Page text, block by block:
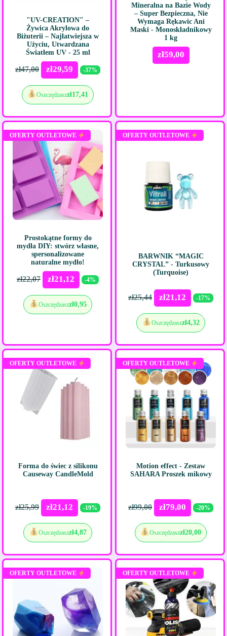
"UV-CREATION" –
Żywica Akrylowa do
Biżuterii – Najłatwiejsza w
Użyciu, Utwardzana
Światłem UV - 25 ml
zł47,00 zł29,59 -37%
Oszczędzaszzł17,41
Mineralna na Bazie Wody
– Super Bezpieczna, Nie
Wymaga Rękawic Ani
Maski - Monoskładnikowy
1 kg
zł59,00
OFERTY OUTLETOWE
Prostokątne formy do
mydła DIY: stwórz własne,
spersonalizowane
naturalne mydło!
zł22,07 zł21,12 -4%
Oszczędzaszzł0,95
OFERTY OUTLETOWE
BARWNIK “MAGIC
CRYSTAL” - Turkusowy
(Turquoise)
zł25,44 zł21,12 -17%
Oszczędzaszzł4,32
OFERTY OUTLETOWE
Forma do świec z silikonu
Causeway CandleMold
zł25,99 zł21,12 -19%
Oszczędzaszzł4,87
OFERTY OUTLETOWE
Motion effect - Zestaw
SAHARA Proszek mikowy
zł99,00 zł79,00 -20%
Oszczędzaszzł20,00
OFERTY OUTLETOWE OFERTY OUTLETOWE